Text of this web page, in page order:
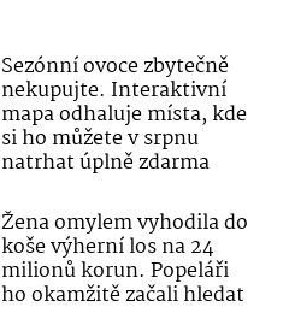
Sezónní ovoce zbytečně
nekupujte. Interaktivní
mapa odhaluje místa, kde
si ho můžete v srpnu
natrhat úplně zdarma
Žena omylem vyhodila do
koše výherní los na 24
milionů korun. Popeláři
ho okamžitě začali hledat